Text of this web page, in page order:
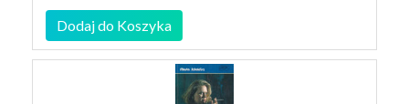
Dodaj do Koszyka